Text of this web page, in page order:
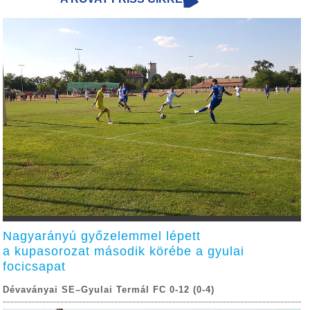
Nagyarányú győzelemmel lépett
a kupasorozat második körébe a gyulai
focicsapat
Dévaványai SE–Gyulai Termál FC 0-12 (0-4)